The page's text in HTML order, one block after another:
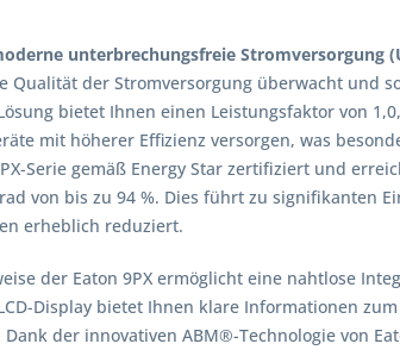
unterbrechungsfreie Stromversorgung
Qualität der Stromversorgung überwacht und
bietet Ihnen einen Leistungsfaktor von
mit höherer Effizienz versorgen, was
Serie gemäß Energy Star zertifiziert und
von bis zu 94 %. Dies führt zu signifikanten
erheblich reduziert.
der Eaton 9PX ermöglicht eine nahtlose
Display bietet Ihnen klare Informationen
der innovativen ABM®-Technologie von